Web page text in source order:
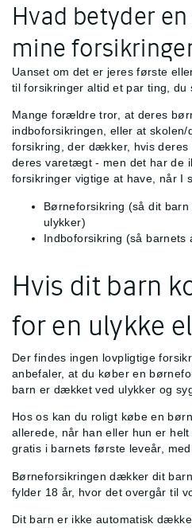
Hvad betyder
mine
Uanset om det er jeres første
til forsikringer altid et par ting, du
Mange forældre tror, at deres
indboforsikringen, eller at
forsikring, der dækker, hvis deres
deres varetægt - men det har de
forsikringer vigtige at have, når I
Børneforsikring (så dit
ulykker)
Indboforsikring (så
Hvis dit barn
for en ulykke
Der findes ingen lovpligtige
anbefaler, at du køber en
barn er dækket ved ulykker og
Hos os kan du roligt købe en
allerede, når han eller hun er
gratis i barnets første leveår,
Børneforsikringen dækker dit
fylder 18 år, hvor det overgår til
Dit barn er ikke automatisk